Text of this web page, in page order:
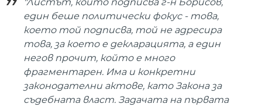
един беше политически фокус - това,
което той подписва, той не адресира
това, за което е декларацията, а един
негов прочит, който е много
фрагментарен. Има и конкретни
законодателни актове, като Закона за
съдебната власт. Задачата на първата